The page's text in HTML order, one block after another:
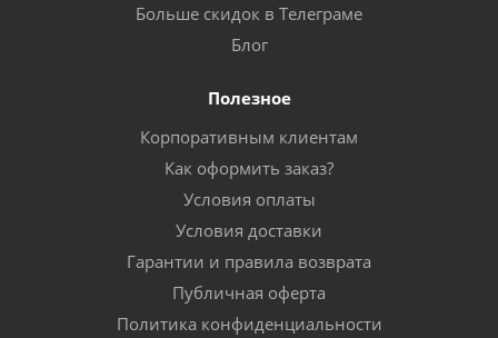
Больше скидок в Телеграме
Блог
Полезное
Корпоративным клиентам
Как оформить заказ?
Условия оплаты
Условия доставки
Гарантии и правила возврата
Публичная оферта
Политика конфиденциальности